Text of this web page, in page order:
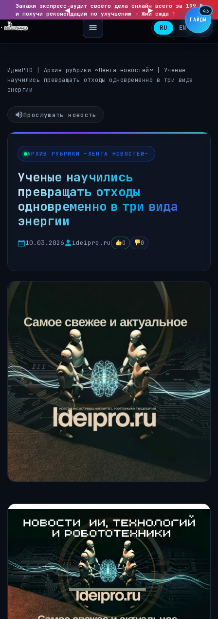
Закажи экспресс-аудит своего дела онлайн всего за 199 ₽
и получи рекомендации по улучшению - Жми сюда !
▶
RU EN
ИдеиPRO Архив рубрики ~Лента новостей~
Ученые
научились превращать отходы одновременно в три вида
энергии
Прослушать новость
АРХИВ РУБРИКИ ~ЛЕНТА НОВОСТЕЙ~
Ученые научились
превращать отходы
одновременно в три вида
энергии
10.03.2026 ideipro.ru 0 0
ГАЙДЫ
43